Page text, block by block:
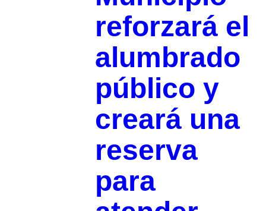
reforzará el
alumbrado
público y
creará una
reserva
para